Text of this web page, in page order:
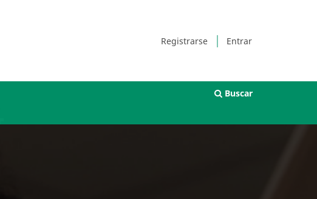
Registrarse Entrar
Buscar